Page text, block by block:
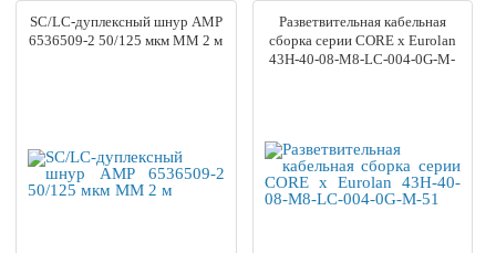
SC/LC-дуплексный шнур AMP
6536509-2 50/125 мкм MM 2 м
Разветвительная кабельная
сборка серии CORE x Eurolan
43H-40-08-M8-LC-004-0G-M-